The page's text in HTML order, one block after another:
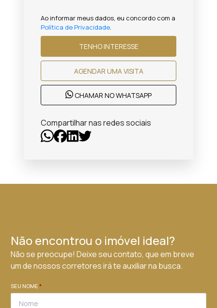
Ao informar meus dados, eu concordo com a
Política de Privacidade.
TENHO INTERESSE
AGENDAR UMA VISITA
CHAMAR NO WHATSAPP
Compartilhar nas redes sociais
Não encontrou o imóvel ideal?
Não se preocupe! Deixe seu contato, que em breve
um de nossos corretores irá te auxiliar na busca.
SEU NOME*